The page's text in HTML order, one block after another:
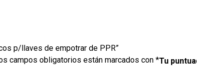
p/llaves de empotrar de PPR”
campos obligatorios están marcados con *Tu